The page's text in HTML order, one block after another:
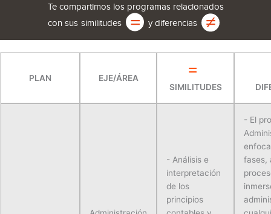
Te compartimos los programas relacionados
con sus similitudes y diferencias
PLAN EJE/ÁREA =
SIMILITUDES
- Análisis e
interpretación
de los
principios
- El
fases,